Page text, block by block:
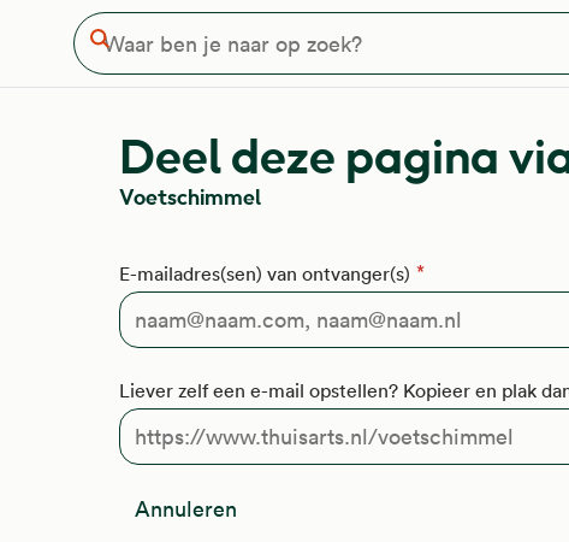
Waar ben je naar op zoek?
Zoeken
Deel deze pagina
Voetschimmel
E-mailadres(sen) van ontvanger(s)
Liever zelf een e-mail opstellen? Kopieer en plak
Annuleren